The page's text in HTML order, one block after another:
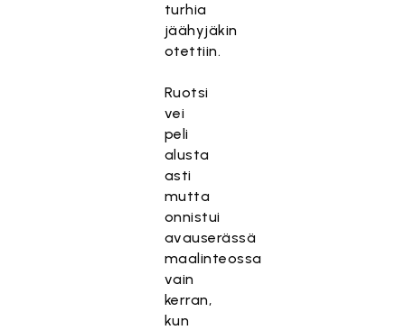
turhia
jäähyjäkin
otettiin.
Ruotsi
vei
peli
alusta
asti
mutta
onnistui
avauserässä
maalinteossa
vain
kerran,
kun